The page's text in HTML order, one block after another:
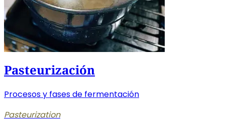
Pasteurización
Procesos y fases de fermentación
Pasteurization